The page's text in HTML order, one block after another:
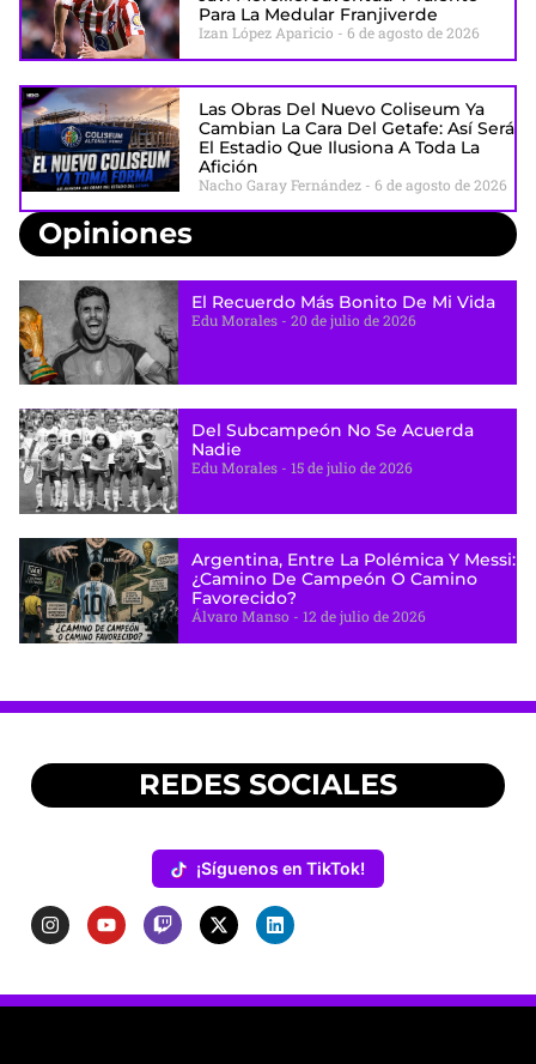
Para La Medular Franjiverde
Izan López Aparicio 6 de agosto de 2026
Las Obras Del Nuevo Coliseum Ya
Cambian La Cara Del Getafe: Así Será
El Estadio Que Ilusiona A Toda La
Afición
Nacho Garay Fernández 6 de agosto de 2026
Opiniones
El Recuerdo Más Bonito De Mi Vida
Edu Morales 20 de julio de 2026
Del Subcampeón No Se Acuerda
Nadie
Edu Morales 15 de julio de 2026
Argentina, Entre La Polémica Y Messi:
¿camino De Campeón O Camino
Favorecido?
Álvaro Manso 12 de julio de 2026
REDES SOCIALES
¡Síguenos en TikTok!